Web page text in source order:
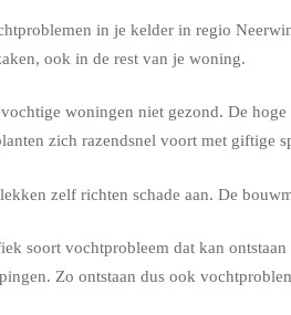
in je kelder in regio
ook in de rest van je woning.
vochtige woningen niet gezond. De
zich razendsnel voort met giftige
zelf richten schade aan. De
soort vochtprobleem dat kan
Zo ontstaan dus ook